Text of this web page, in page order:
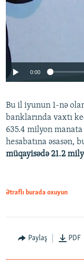
Auto
0:00
Bu il iyunun 1-nə
banklarında vaxtı
635.4 milyon
hesabatına əsasən,
müqayisədə 21.2
Ətraflı burada oxuyun
Paylaş PDF